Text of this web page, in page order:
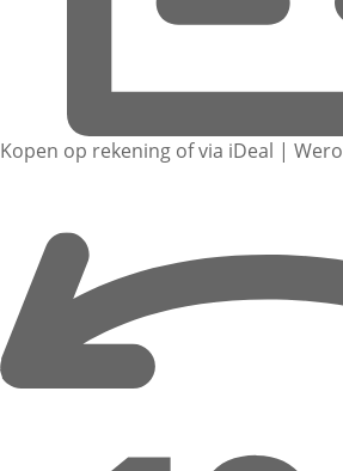
Kopen op rekening of via iDeal | Wero